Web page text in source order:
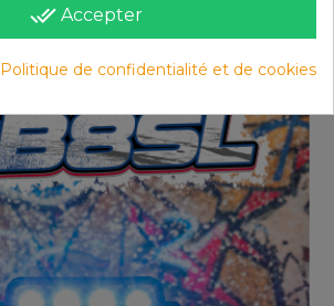
done_all Accepter
Politique de confidentialité et de cookies